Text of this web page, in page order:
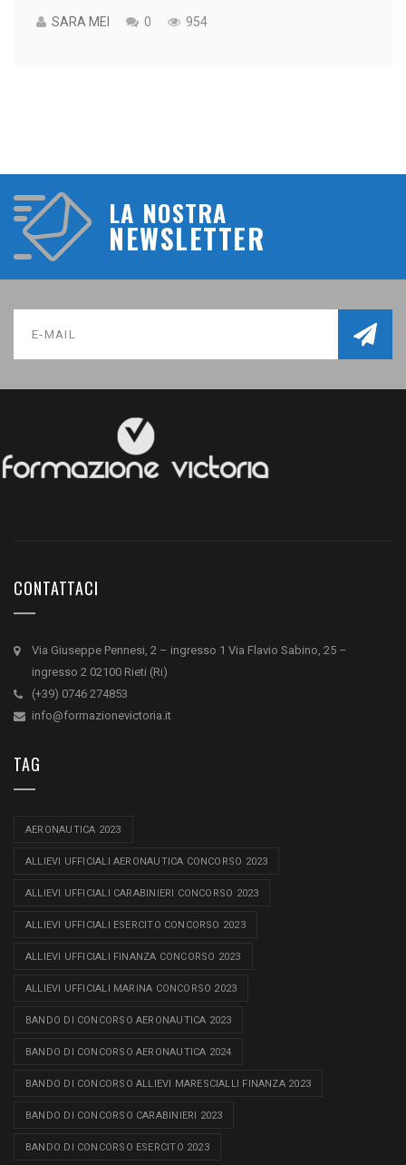
SARA MEI 0 954
LA NOSTRA
NEWSLETTER
CONTATTACI
Via Giuseppe Pennesi, 2 – ingresso 1 Via Flavio Sabino, 25 –
ingresso 2 02100 Rieti (Ri)
(+39) 0746 274853
info@formazionevictoria.it
TAG
AERONAUTICA 2023
ALLIEVI UFFICIALI AERONAUTICA CONCORSO 2023
ALLIEVI UFFICIALI CARABINIERI CONCORSO 2023
ALLIEVI UFFICIALI ESERCITO CONCORSO 2023
ALLIEVI UFFICIALI FINANZA CONCORSO 2023
ALLIEVI UFFICIALI MARINA CONCORSO 2023
BANDO DI CONCORSO AERONAUTICA 2023
BANDO DI CONCORSO AERONAUTICA 2024
BANDO DI CONCORSO ALLIEVI MARESCIALLI FINANZA 2023
BANDO DI CONCORSO CARABINIERI 2023
BANDO DI CONCORSO ESERCITO 2023